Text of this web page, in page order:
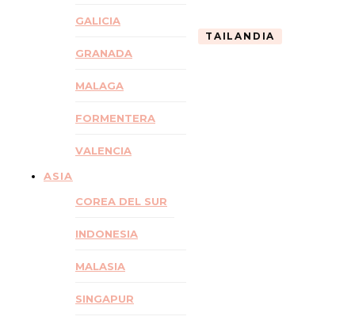
GALICIA
GRANADA
MALAGA
FORMENTERA
VALENCIA
ASIA
COREA DEL SUR
INDONESIA
MALASIA
SINGAPUR
TAILANDIA